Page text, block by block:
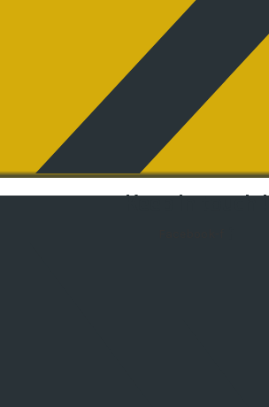
Keep in touch !